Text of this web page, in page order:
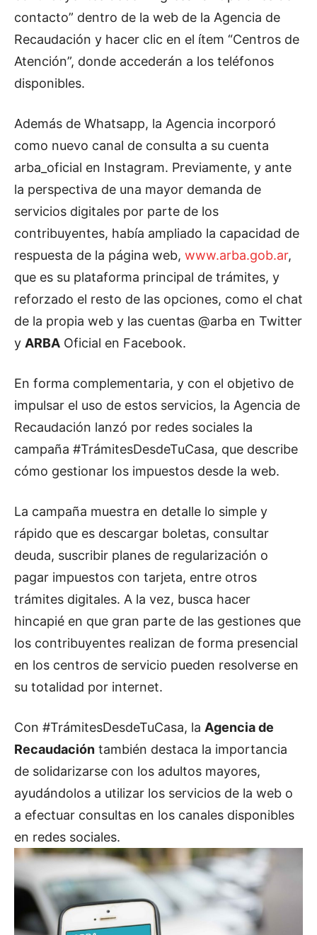
contacto” dentro de la web de la Agencia de
Recaudación y hacer clic en el ítem “Centros de
Atención”, donde accederán a los teléfonos
disponibles.
Además de Whatsapp, la Agencia incorporó
como nuevo canal de consulta a su cuenta
arba_oficial en Instagram. Previamente, y ante
la perspectiva de una mayor demanda de
servicios digitales por parte de los
contribuyentes, había ampliado la capacidad de
respuesta de la página web, www.arba.gob.ar,
que es su plataforma principal de trámites, y
reforzado el resto de las opciones, como el chat
de la propia web y las cuentas @arba en Twitter
y ARBA Oficial en Facebook.
En forma complementaria, y con el objetivo de
impulsar el uso de estos servicios, la Agencia de
Recaudación lanzó por redes sociales la
campaña #TrámitesDesdeTuCasa, que describe
cómo gestionar los impuestos desde la web.
La campaña muestra en detalle lo simple y
rápido que es descargar boletas, consultar
deuda, suscribir planes de regularización o
pagar impuestos con tarjeta, entre otros
trámites digitales. A la vez, busca hacer
hincapié en que gran parte de las gestiones que
los contribuyentes realizan de forma presencial
en los centros de servicio pueden resolverse en
su totalidad por internet.
Con #TrámitesDesdeTuCasa, la Agencia de
Recaudación también destaca la importancia
de solidarizarse con los adultos mayores,
ayudándolos a utilizar los servicios de la web o
a efectuar consultas en los canales disponibles
en redes sociales.